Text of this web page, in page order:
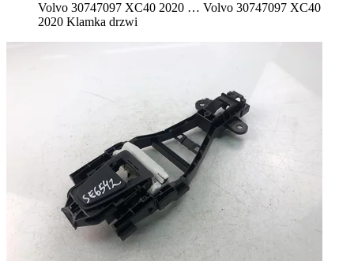
Volvo 30747097 XC40 2020 … Volvo 30747097 XC40
2020 Klamka drzwi